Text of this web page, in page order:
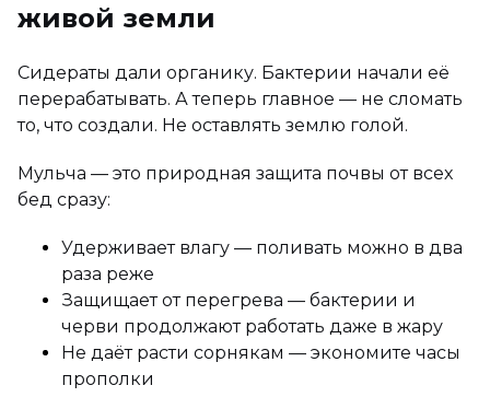
живой земли
Сидераты дали органику. Бактерии начали её
перерабатывать. А теперь главное — не сломать
то, что создали. Не оставлять землю голой.
Мульча — это природная защита почвы от всех
бед сразу:
Удерживает влагу — поливать можно в два
раза реже
Защищает от перегрева — бактерии и
черви продолжают работать даже в жару
Не даёт расти сорнякам — экономите часы
прополки